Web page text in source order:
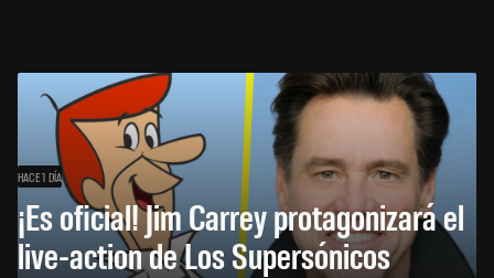
HACE 1 DÍA
¡Es oficial! Jim Carrey protagonizará el
live-action de Los Supersónicos